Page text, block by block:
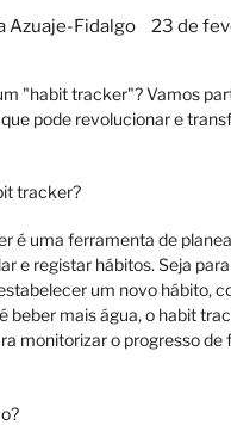
Azuaje-Fidalgo 23 de
"habit tracker"? Vamos
pode revolucionar e
tracker?
é uma ferramenta de
e registar hábitos. Seja
um novo hábito,
beber mais água, o habit
monitorizar o progresso de